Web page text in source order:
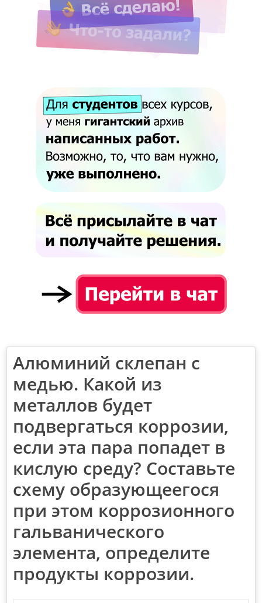
Алюминий склепан с
медью. Какой из
металлов будет
подвергаться коррозии,
если эта пара попадет в
кислую среду? Составьте
схему образующеегося
при этом коррозионного
гальванического
элемента, определите
продукты коррозии.